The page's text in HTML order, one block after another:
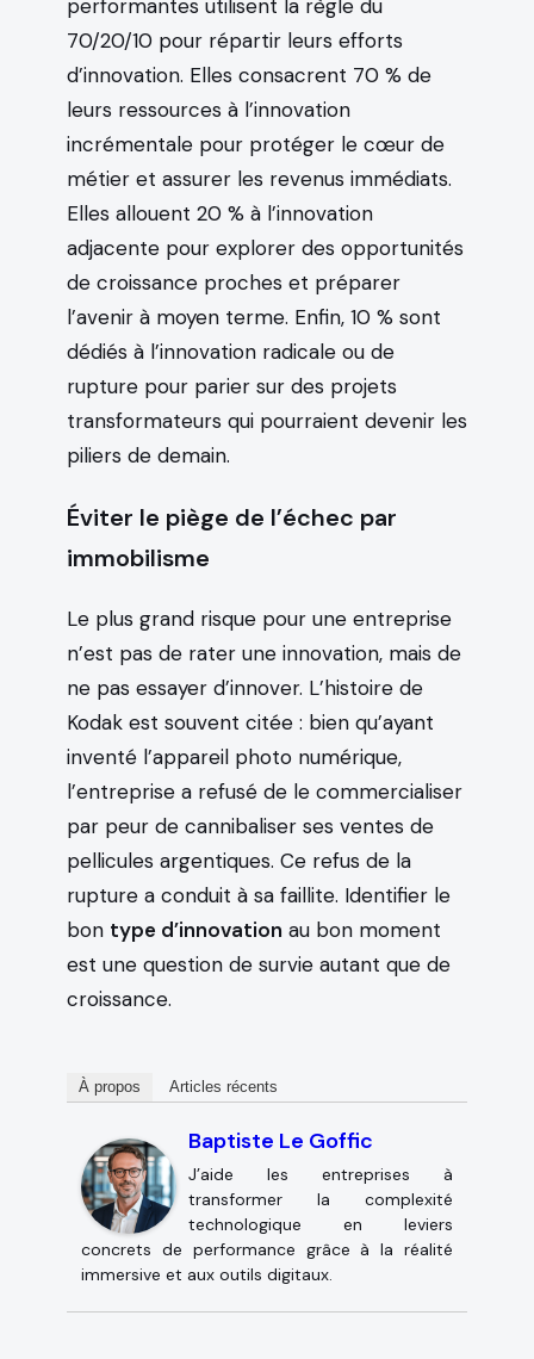
performantes utilisent la règle du
70/20/10 pour répartir leurs efforts
d’innovation. Elles consacrent 70 % de
leurs ressources à l’innovation
incrémentale pour protéger le cœur de
métier et assurer les revenus immédiats.
Elles allouent 20 % à l’innovation
adjacente pour explorer des opportunités
de croissance proches et préparer
l’avenir à moyen terme. Enfin, 10 % sont
dédiés à l’innovation radicale ou de
rupture pour parier sur des projets
transformateurs qui pourraient devenir les
piliers de demain.
Éviter le piège de l’échec par
immobilisme
Le plus grand risque pour une entreprise
n’est pas de rater une innovation, mais de
ne pas essayer d’innover. L’histoire de
Kodak est souvent citée : bien qu’ayant
inventé l’appareil photo numérique,
l’entreprise a refusé de le commercialiser
par peur de cannibaliser ses ventes de
pellicules argentiques. Ce refus de la
rupture a conduit à sa faillite. Identifier le
bon type d’innovation au bon moment
est une question de survie autant que de
croissance.
À propos Articles récents
Baptiste Le Goffic
J’aide les entreprises à
transformer la complexité
technologique en leviers
concrets de performance grâce à la réalité
immersive et aux outils digitaux.